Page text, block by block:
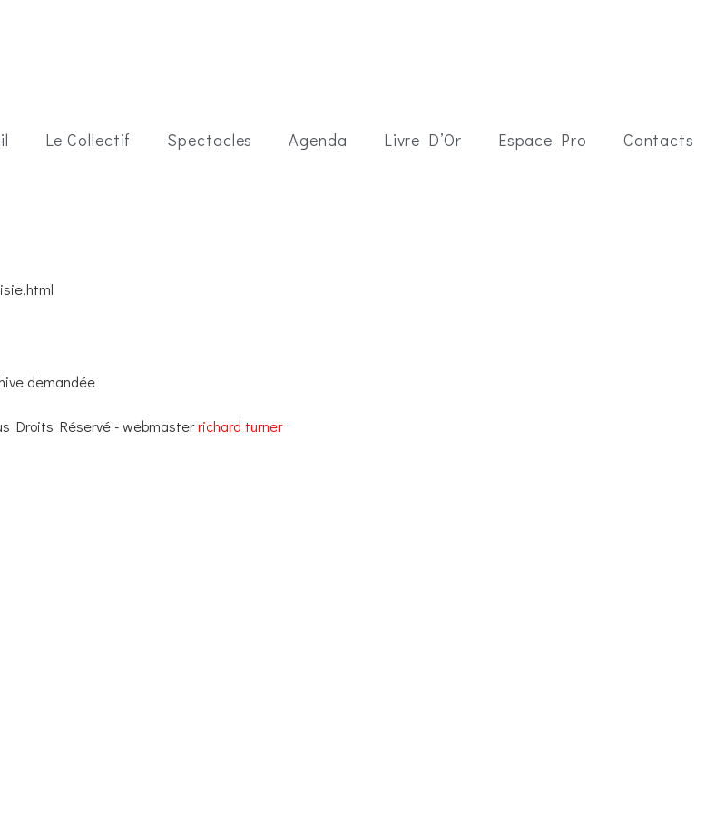
Le Collectif Spectacles Agenda Livre D’Or Espace Pro Contacts
demandée
Droits Réservé - webmasterrichard turner